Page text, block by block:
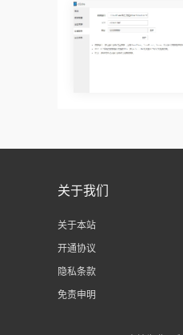
关于我们
关于本站
开通协议
隐私条款
免责申明